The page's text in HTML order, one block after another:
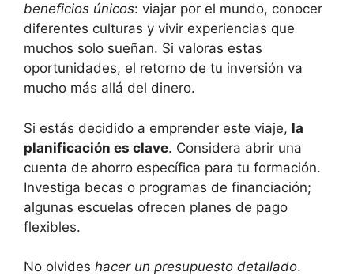
beneficios únicos: viajar por el mundo, conocer
diferentes culturas y vivir experiencias que
muchos solo sueñan. Si valoras estas
oportunidades, el retorno de tu inversión va
mucho más allá del dinero.
Si estás decidido a emprender este viaje, la
planificación es clave. Considera abrir una
cuenta de ahorro específica para tu formación.
Investiga becas o programas de financiación;
algunas escuelas ofrecen planes de pago
flexibles.
No olvides hacer un presupuesto detallado.